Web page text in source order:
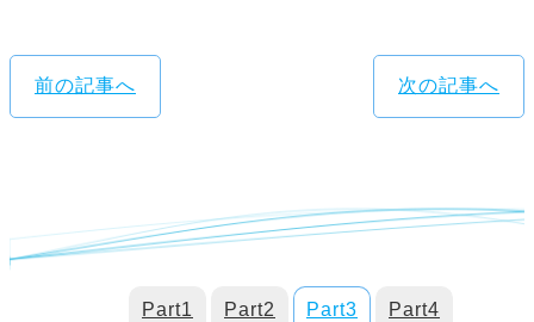
前の記事へ 次の記事へ
Part1 Part2 Part3 Part4